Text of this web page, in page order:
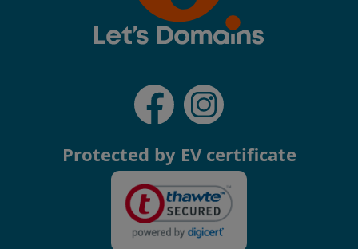
Protected by EV certificate